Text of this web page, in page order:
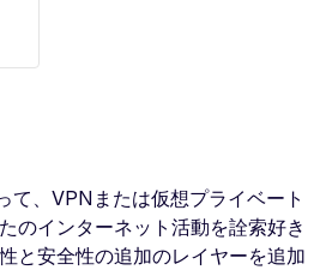
て、VPNまたは仮想プライベート
のインターネット活動を詮索好き
と安全性の追加のレイヤーを追加